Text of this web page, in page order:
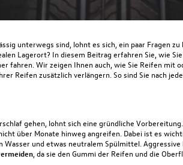
unterwegs sind, lohnt es sich, ein paar Fragen zu
Lagerort? In diesem Beitrag erfahren Sie, wie
fahren. Wir zeigen Ihnen auch, wie Sie Reifen mit
Reifen zusätzlich verlängern. So sind Sie nach
gehen, lohnt sich eine gründliche
über Monate hinweg angreifen. Dabei ist es
Wasser und etwas neutralem Spülmittel.
, da sie den Gummi der Reifen und die